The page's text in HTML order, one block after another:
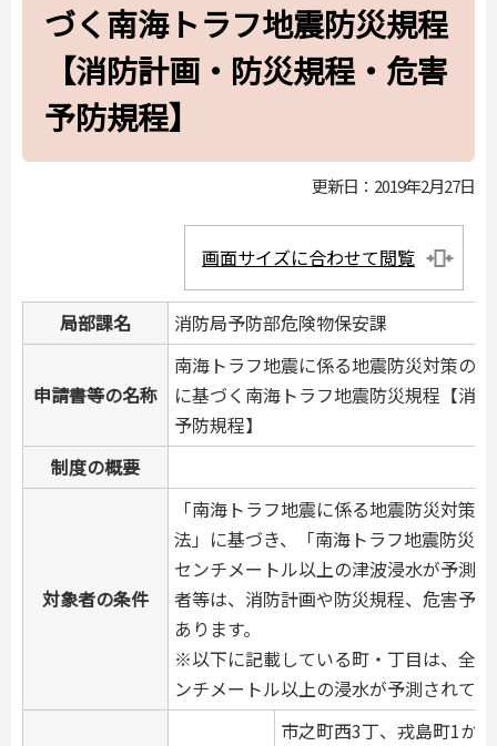
づく南海トラフ地震防災規程
【消防計画・防災規程・危害
予防規程】
更新日：2019年2月27日
画面サイズに合わせて閲覧
局部課名 消防局予防部危険物保安課
申請書等の名称
南海トラフ地震に係る地震防災対策の
に基づく南海トラフ地震防災規程【消
予防規程】
制度の概要
対象者の条件
「南海トラフ地震に係る地震防災対策
法」に基づき、「南海トラフ地震防災
センチメートル以上の津波浸水が予測
者等は、消防計画や防災規程、危害予
あります。
※以下に記載している町・丁目は、全
ンチメートル以上の浸水が予測されて
市之町西3丁、戎島町1か